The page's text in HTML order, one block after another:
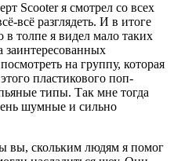
Scooter я смотрел со всех
всё разглядеть. И в итоге
в толпе я видел мало таких
на группу, которая
пластикового поп-
типы. Так мне тогда
шумные и сильно
вы, скольким людям я помог